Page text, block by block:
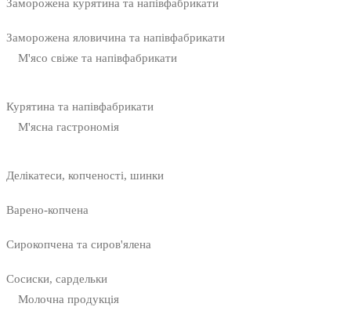
Заморожена курятина та напівфабрикати
Заморожена яловичина та напівфабрикати
М'ясо свіже та напівфабрикати
Курятина та напівфабрикати
М'ясна гастрономія
Делікатеси, копченості, шинки
Варено-копчена
Сирокопчена та сиров'ялена
Сосиски, сардельки
Молочна продукція